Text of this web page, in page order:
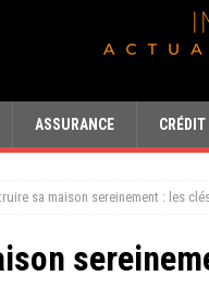
ASSURANCE CRÉDIT
sa maison sereinement : les